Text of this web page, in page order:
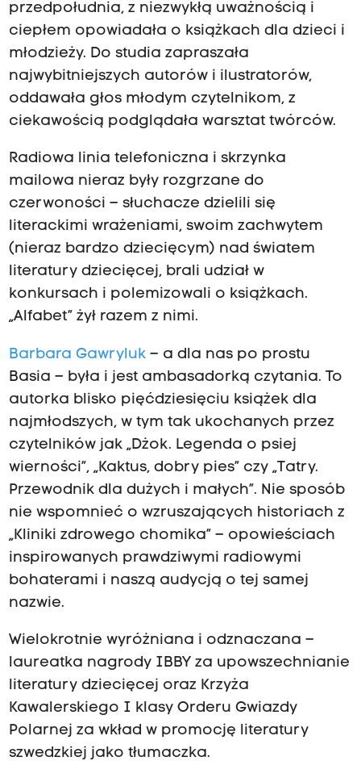
przedpołudnia, z niezwykłą uważnością i
ciepłem opowiadała o książkach dla dzieci i
młodzieży. Do studia zapraszała
najwybitniejszych autorów i ilustratorów,
oddawała głos młodym czytelnikom, z
ciekawością podglądała warsztat twórców.
Radiowa linia telefoniczna i skrzynka
mailowa nieraz były rozgrzane do
czerwoności – słuchacze dzielili się
literackimi wrażeniami, swoim zachwytem
(nieraz bardzo dziecięcym) nad światem
literatury dziecięcej, brali udział w
konkursach i polemizowali o książkach.
„Alfabet” żył razem z nimi.
Barbara Gawryluk– a dla nas po prostu
Basia – była i jest ambasadorką czytania. To
autorka blisko pięćdziesięciu książek dla
najmłodszych, w tym tak ukochanych przez
czytelników jak „Dżok. Legenda o psiej
wierności”, „Kaktus, dobry pies” czy „Tatry.
Przewodnik dla dużych i małych”. Nie sposób
nie wspomnieć o wzruszających historiach z
„Kliniki zdrowego chomika” – opowieściach
inspirowanych prawdziwymi radiowymi
bohaterami i naszą audycją o tej samej
nazwie.
Wielokrotnie wyróżniana i odznaczana –
laureatka nagrody IBBY za upowszechnianie
literatury dziecięcej oraz Krzyża
Kawalerskiego I klasy Orderu Gwiazdy
Polarnej za wkład w promocję literatury
szwedzkiej jako tłumaczka.